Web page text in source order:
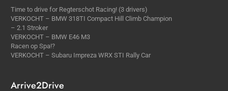
Time to drive for Regterschot Racing! (3 drivers)
VERKOCHT – BMW 318TI Compact Hill Climb Champion
– 2.1 Stroker
VERKOCHT – BMW E46 M3
Racen op Spa!?
VERKOCHT – Subaru Impreza WRX STI Rally Car
Arrive2Drive